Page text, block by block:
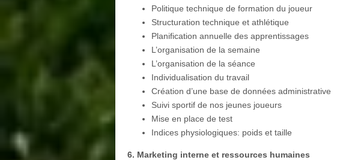
Politique technique de formation du joueur
Structuration technique et athlétique
Planification annuelle des apprentissages
L’organisation de la semaine
L’organisation de la séance
Individualisation du travail
Création d’une base de données administrative
Suivi sportif de nos jeunes joueurs
Mise en place de test
Indices physiologiques: poids et taille
6. Marketing interne et ressources humaines